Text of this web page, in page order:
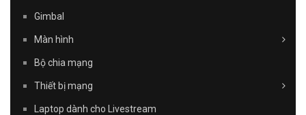
Gimbal
Màn hình
Bộ chia mạng
Thiết bị mạng
Laptop dành cho Livestream